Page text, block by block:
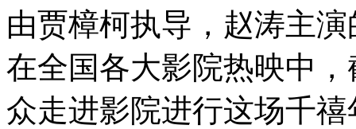
由贾樟柯执导，赵涛主
在全国各大影院热映中
众走进影院进行这场千